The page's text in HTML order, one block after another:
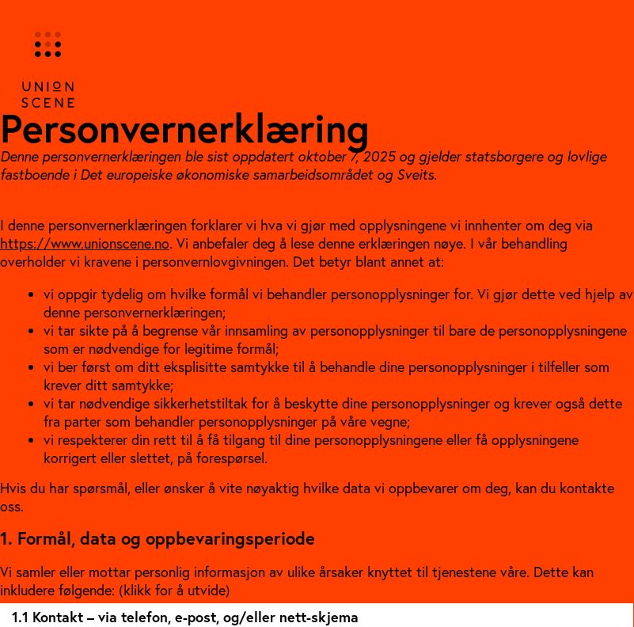
innhold
Personvernerklæring
Denne personvernerklæringen ble sist oppdatert oktober 7, 2025 og gjelder statsborgere og lovlige
fastboende i Det europeiske økonomiske samarbeidsområdet og Sveits.
I denne personvernerklæringen forklarer vi hva vi gjør med opplysningene vi innhenter om deg via
https://www.unionscene.no. Vi anbefaler deg å lese denne erklæringen nøye. I vår behandling
overholder vi kravene i personvernlovgivningen. Det betyr blant annet at:
vi oppgir tydelig om hvilke formål vi behandler personopplysninger for. Vi gjør dette ved hjelp av
denne personvernerklæringen;
vi tar sikte på å begrense vår innsamling av personopplysninger til bare de personopplysningene
som er nødvendige for legitime formål;
vi ber først om ditt eksplisitte samtykke til å behandle dine personopplysninger i tilfeller som
krever ditt samtykke;
vi tar nødvendige sikkerhetstiltak for å beskytte dine personopplysninger og krever også dette
fra parter som behandler personopplysninger på våre vegne;
vi respekterer din rett til å få tilgang til dine personopplysningene eller få opplysningene
korrigert eller slettet, på forespørsel.
Hvis du har spørsmål, eller ønsker å vite nøyaktig hvilke data vi oppbevarer om deg, kan du kontakte
oss.
1. Formål, data og oppbevaringsperiode
Vi samler eller mottar personlig informasjon av ulike årsaker knyttet til tjenestene våre. Dette kan
inkludere følgende: (klikk for å utvide)
1.1 Kontakt – via telefon, e-post, og/eller nett-skjema